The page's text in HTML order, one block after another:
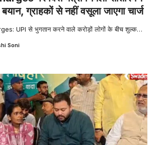
ग्राहकों से नहीं वसूला जाएगा चार्ज
UPI से भुगतान करने वाले करोड़ों लोगों के बीच शुल्क…
Soni